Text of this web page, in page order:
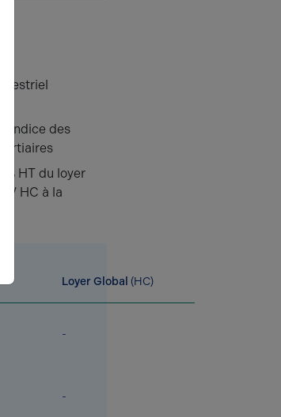
Indice des
HT du loyer
/ HC à la
Loyer Global (HC)
-
-